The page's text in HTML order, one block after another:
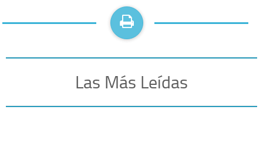
Las Más Leídas